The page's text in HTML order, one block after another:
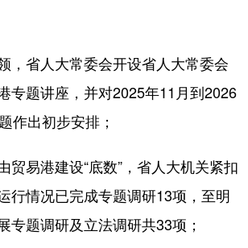
省人大常委会开设省人大常委会
专题讲座，并对2025年11月到2026
作出初步安排；
易港建设“底数”，省人大机关紧扣
行情况已完成专题调研13项，至明
专题调研及立法调研共33项；